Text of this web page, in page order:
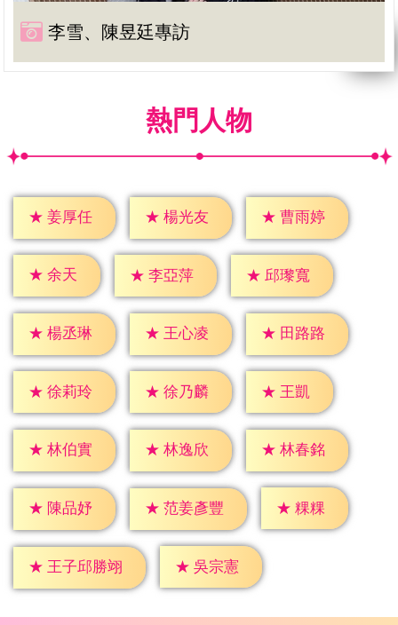
李雪、陳昱廷專訪
熱門人物
★ 姜厚任 ★ 楊光友 ★ 曹雨婷
★ 余天 ★ 李亞萍 ★ 邱瓈寬
★ 楊丞琳 ★ 王心凌 ★ 田路路
★ 徐莉玲 ★ 徐乃麟 ★ 王凱
★ 林伯實 ★ 林逸欣 ★ 林春銘
★ 陳品妤 ★ 范姜彥豐 ★ 粿粿
★ 王子邱勝翊 ★ 吳宗憲